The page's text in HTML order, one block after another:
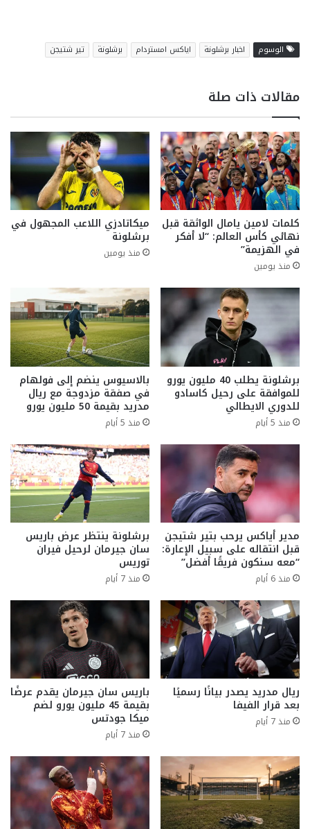
الوسوم اخبار برشلونة اياكس امستردام برشلونة تير شتيجن
مقالات ذات صلة
كلمات لامين يامال الواثقة قبل
نهائي كأس العالم: “لا أفكر
في الهزيمة”
منذ يومين
ميكاتادزي اللاعب المجهول في
برشلونة
منذ يومين
برشلونة يطلب 40 مليون يورو
للموافقة على رحيل كاسادو
للدوري الايطالي
منذ 5 أيام
بالاسيوس ينضم إلى فولهام
في صفقة مزدوجة مع ريال
مدريد بقيمة 50 مليون يورو
منذ 5 أيام
مدير أياكس يرحب بتير شتيجن
قبل انتقاله على سبيل الإعارة:
“معه سنكون فريقًا أفضل”
منذ 6 أيام
برشلونة ينتظر عرض باريس
سان جيرمان لرحيل فيران
توريس
منذ 7 أيام
ريال مدريد يصدر بيانًا رسميًا
بعد قرار الفيفا
منذ 7 أيام
باريس سان جيرمان يقدم عرضًا
بقيمة 45 مليون يورو لضم
ميكا جودتس
منذ 7 أيام